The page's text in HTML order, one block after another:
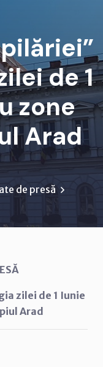
de 1
zone
Arad
de presă
zilei de 1 Iunie
Arad